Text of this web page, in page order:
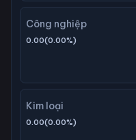
Công nghiệp
0.00(0.00%)
Kim loại
0.00(0.00%)